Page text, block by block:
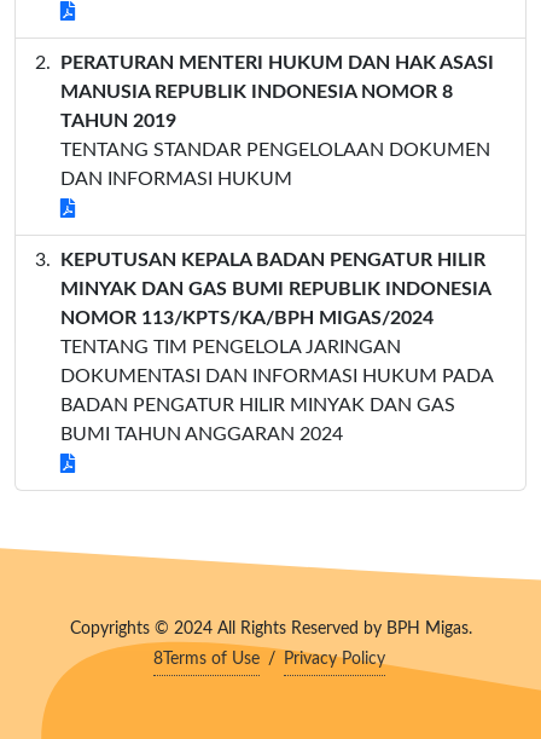
PERATURAN MENTERI HUKUM DAN HAK ASASI
MANUSIA REPUBLIK INDONESIA NOMOR 8
TAHUN 2019
TENTANG STANDAR PENGELOLAAN DOKUMEN
DAN INFORMASI HUKUM
KEPUTUSAN KEPALA BADAN PENGATUR HILIR
MINYAK DAN GAS BUMI REPUBLIK INDONESIA
NOMOR 113/KPTS/KA/BPH MIGAS/2024
TENTANG TIM PENGELOLA JARINGAN
DOKUMENTASI DAN INFORMASI HUKUM PADA
BADAN PENGATUR HILIR MINYAK DAN GAS
BUMI TAHUN ANGGARAN 2024
Copyrights © 2024 All Rights Reserved by BPH Migas.
8Terms of Use
/ Privacy Policy